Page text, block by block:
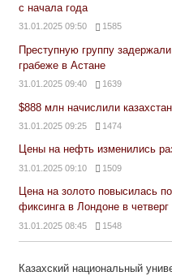
с начала года
31.01.2025 09:50 1585
Преступную группу
грабеже в Астане
31.01.2025 09:40 1639
$888 млн начислили
31.01.2025 09:25 1474
Цены на нефть изменились
31.01.2025 09:10 1509
Цена на золото повысилась
фиксинга в Лондоне в четверг
31.01.2025 08:45 1548
Казахский национальный